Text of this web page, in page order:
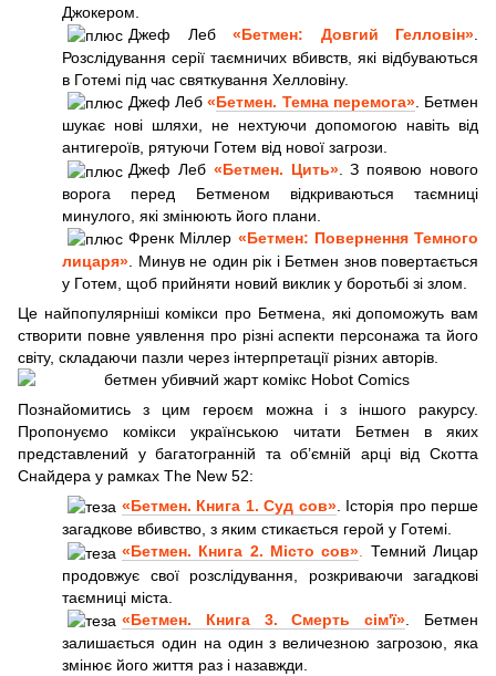
Джокером.
Джеф Леб «Бетмен: Довгий Гелловін»
Розслідування серії таємничих вбивств, які відбуваються
в Готемі під час святкування Хелловіну.
Джеф Леб«Бетмен. Темна перемога». Бетмен
шукає нові шляхи, не нехтуючи допомогою навіть від
антигероїв, рятуючи Готем від нової загрози.
Джеф Леб «Бетмен. Цить». З появою нового
ворога перед Бетменом відкриваються таємниці
минулого, які змінюють його плани.
Френк Міллер «Бетмен: Повернення Темного
лицаря» . Минув не один рік і Бетмен знов повертається
у Готем, щоб прийняти новий виклик у боротьбі зі злом.
Це найпопулярніші комікси про Бетмена, які допоможуть вам
створити повне уявлення про різні аспекти персонажа та його
світу, складаючи пазли через інтерпретації різних авторів.
Познайомитись з цим героєм можна і з іншого ракурсу.
Пропонуємо комікси українською читати Бетмен в яких
представлений у багатогранній та об’ємній арці від Скотта
Снайдера у рамках The New 52:
«Бетмен. Книга 1. Суд сов». Історія про перше
загадкове вбивство, з яким стикається герой у Готемі.
«Бетмен. Книга 2. Місто сов». Темний Лицар
продовжує свої розслідування, розкриваючи загадкові
таємниці міста.
«Бетмен. Книга 3. Смерть сім'ї» . Бетмен
залишається один на один з величезною загрозою, яка
змінює його життя раз і назавжди.